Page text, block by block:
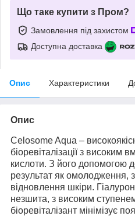
Що таке купити з Пром?
Замовлення під захистом
Доступна доставка
Опис Характеристики
Опис
Celosome Aqua –
біоревіталізації з високим
кислоти. З його допомогою
результат як омолодження,
відновлення шкіри.
незшита, з високим
біоревіталізант мінімізує